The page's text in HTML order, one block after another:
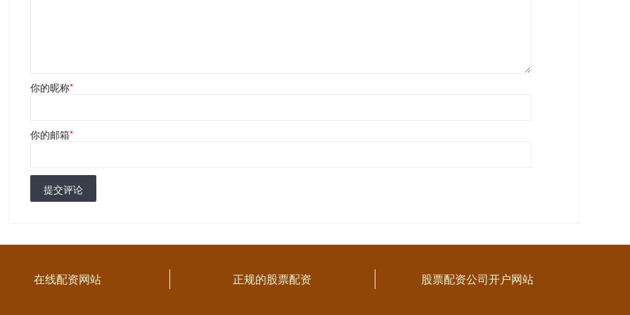
你的昵称*
你的邮箱*
提交评论
在线配资网站 正规的股票配资 股票配资公司开户网站